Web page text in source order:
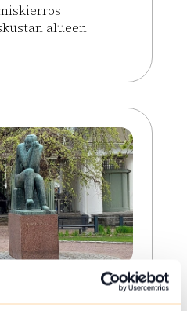
alueen